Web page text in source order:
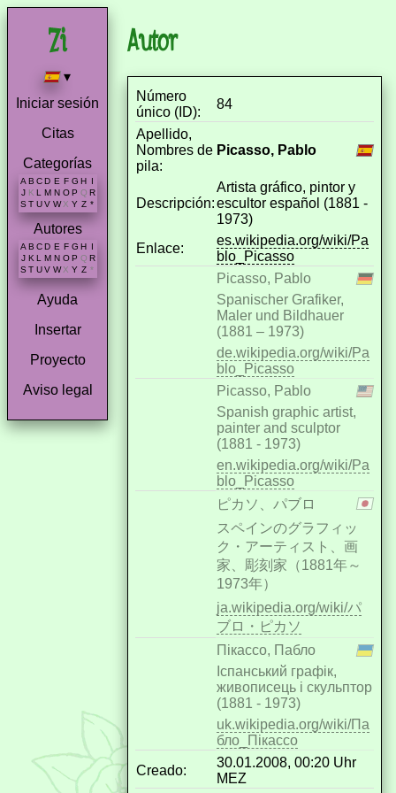
▾
Iniciar sesión
Citas
Categorías
A B C D E F G H I
J K L M N O P Q R
S T U V W X Y Z *
Autores
A B C D E F G H
J K L M N O P Q R
S T U V W X Y Z *
Ayuda
Insertar
Proyecto
Aviso legal
Autor
Número
único (ID):
84
Apellido,
Nombres de
pila:
Picasso, Pablo
Descripción:
Artista gráfico, pintor y
escultor español (1881 -
1973)
Enlace:
es.wikipedia.org/wiki/Pa
blo_Picasso
Picasso, Pablo
Spanischer Grafiker,
Maler und Bildhauer
(1881 – 1973)
de.wikipedia.org/wiki/Pa
blo_Picasso
Picasso, Pablo
Spanish graphic artist,
painter and sculptor
(1881 - 1973)
en.wikipedia.org/wiki/Pa
blo_Picasso
ピカソ、パブロ
スペインのグラフィッ
ク・アーティスト、画
家、彫刻家（1881年～
1973年）
ja.wikipedia.org/wiki/パ
ブロ・ピカソ
Пікассо, Пабло
Іспанський графік,
живописець і скульптор
(1881 - 1973)
uk.wikipedia.org/wiki/Па
бло_Пікассо
Creado:
30.01.2008, 00:20 Uhr
MEZ